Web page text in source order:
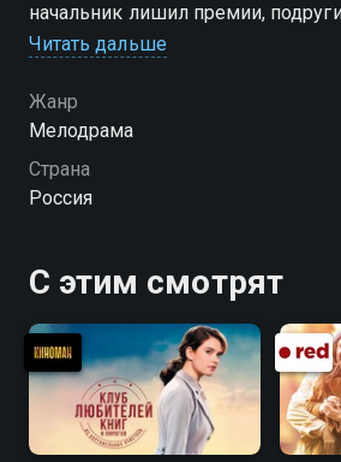
начальник лишил премии,
и отделались покупкой
беспроигрышной!
Читать дальше
Жанр
Мелодрама
Страна
Россия
С этим смотрят